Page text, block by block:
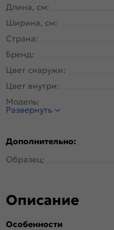
Длина, см:
Ширина, см:
Страна:
Бренд:
Цвет снаружи:
Цвет внутри:
Модель:
Открывание:
Исполнение:
Марка
Отделка внутри:
Окраска:
Развернуть
Дополнительно:
Образец:
Описание
Особенности